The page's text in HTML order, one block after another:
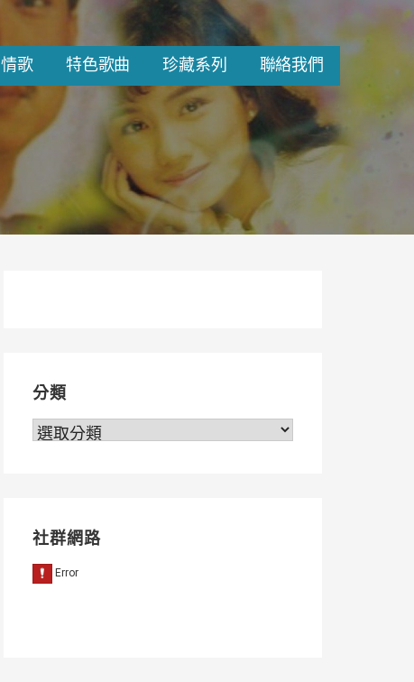
情歌 特色歌曲 珍藏系列 聯絡我們
分類
分
社群網路